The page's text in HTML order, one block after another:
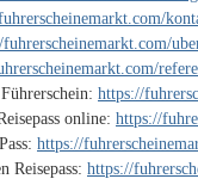
https://
online: https://
https://
Reisepass: https://